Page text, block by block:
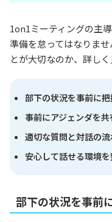
1on1ミーティングの主
準備を怠ってはなりま
とが大切なのか、詳しく
部下の状況を事前に把
事前にアジェンダを共
適切な質問と対話の
安心して話せる環境を
部下の状況を事前